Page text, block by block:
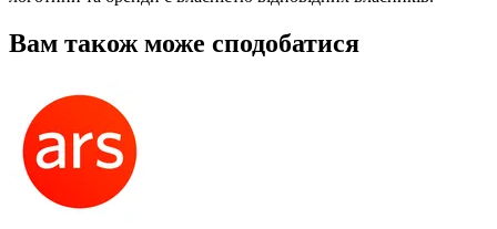
Вам також може сподобатися